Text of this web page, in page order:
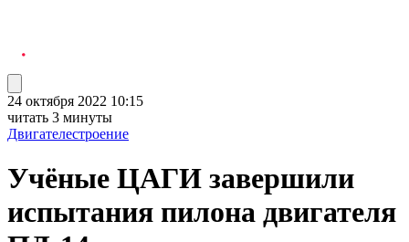
24 октября 2022 10:15
читать 3 минуты
Двигателестроение
Учёные ЦАГИ завершили
испытания пилона двигателя